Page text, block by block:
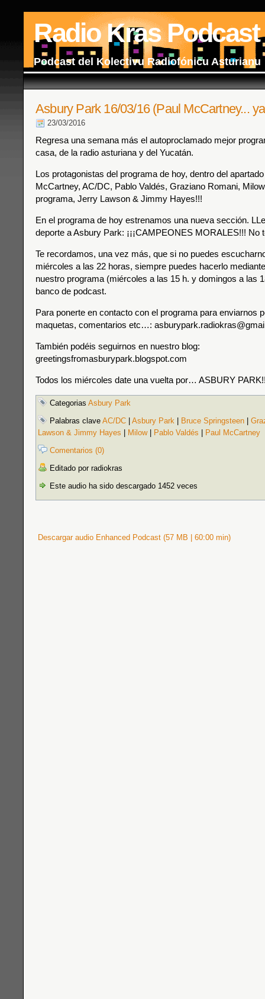
Radio Kras Podcast
Podcast del Kolectivu Radiofónicu Asturianu
Asbury Park 16/03/16 (Paul McCartney...
23/03/2016
Regresa una semana más el autoproclamado mejor
casa, de la radio asturiana y del Yucatán.
Los protagonistas del programa de hoy, dentro del
McCartney, AC/DC, Pablo Valdés, Graziano Romani,
programa, Jerry Lawson & Jimmy Hayes!!!
En el programa de hoy estrenamos una nueva sección.
deporte a Asbury Park: ¡¡¡CAMPEONES MORALES!!! No
Te recordamos, una vez más, que si no puedes
miércoles a las 22 horas, siempre puedes hacerlo
nuestro programa (miércoles a las 15 h. y domingos a las
banco de podcast.
Para ponerte en contacto con el programa para enviarnos
maquetas, comentarios etc…:
También podéis seguirnos en nuestro blog:
greetingsfromasburypark.blogspot.com
Todos los miércoles date una vuelta por… ASBURY
Categorias Asbury Park
Palabras clave AC/DC Asbury Park Bruce Springsteen
Lawson & Jimmy Hayes
Milow| Pablo Valdés
Paul McCartney
Comentarios (0)
Editado por radiokras
Este audio ha sido descargado 1452 veces
Descargar audio Enhanced Podcast (57 MB | 60:00 min)